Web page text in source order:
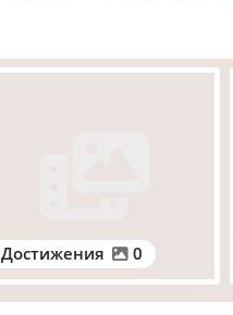
Достижения 0